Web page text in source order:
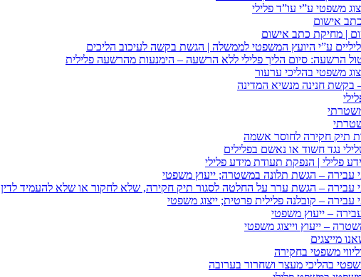
משפטי ע”י עו”ד פלילי
אישום
| מחיקת כתב אישום
ע”י היועץ המשפטי לממשלה | הגשת בקשה לעיכוב הליכים
הרשעה: סיום הליך פלילי ללא הרשעה – הימנעות מהרשעה פלילית
משפטי בהליכי ערעור
בקשת חנינה מנשיא המדינה
תיק חקירה לחוסר אשמה
נגד חשוד או נאשם בפלילים
פלילי | הנפקת תעודת מידע פלילי
עבירה – הגשת תלונה במשטרה; ייעוץ משפטי
עבירה – הגשת ערר על החלטה לסגור תיק חקירה, שלא לחקור או שלא להעמיד לדין
עבירה – קובלנה פלילית פרטית; ייצוג משפטי
– ייעוץ משפטי
– ייעוץ וייצוג משפטי
מייצגים
משפטי בחקירה
בהליכי מעצר ושחרור בערובה